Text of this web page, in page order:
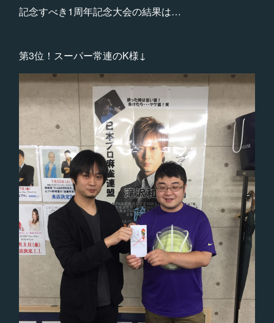
記念すべき1周年記念大会の結果は…
第3位！スーパー常連のK様↓